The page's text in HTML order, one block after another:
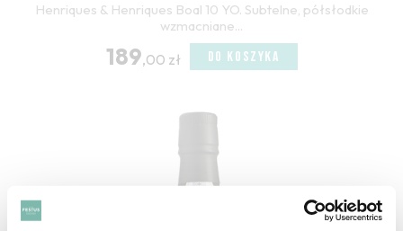
Henriques & Henriques Boal 10 YO. Subtelne, półsłodkie
wzmacniane...
189,00 zł DO KOSZYKA